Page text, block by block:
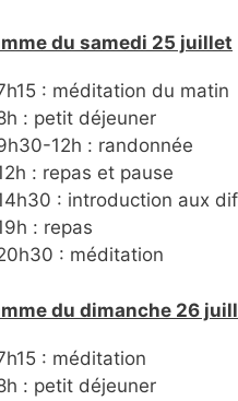
du samedi 25 juillet
: méditation du matin
: petit déjeuner
12h : randonnée
: repas et pause
: introduction aux
: repas
: méditation
du dimanche 26
: méditation
: petit déjeuner